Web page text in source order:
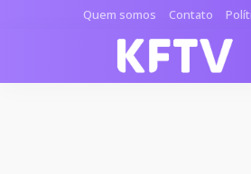
Quem somos Contato